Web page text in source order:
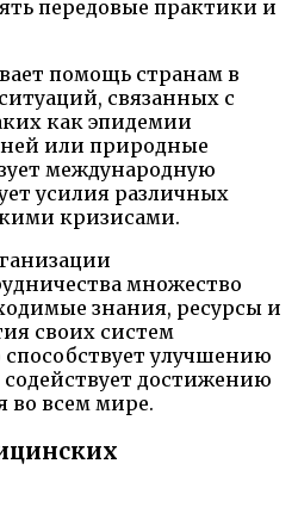
передовые практики и
помощь странам в
связанных с
как эпидемии
или природные
международную
усилия различных
кризисами.
множество
знания, ресурсы и
своих систем
способствует улучшению
содействует достижению
во всем мире.